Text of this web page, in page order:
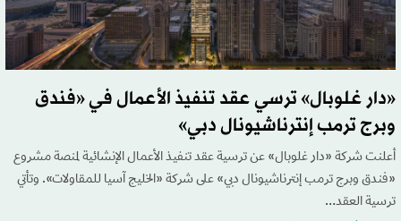
«دار غلوبال» ترسي عقد تنفيذ الأعمال في «فندق
وبرج ترمب إنترناشيونال دبي»
أعلنت شركة «دار غلوبال» عن ترسية عقد تنفيذ الأعمال الإنشائية لمنصة مشروع
«فندق وبرج ترمب إنترناشيونال دبي» على شركة «الخليج آسيا للمقاولات». وتأتي
ترسية العقد…